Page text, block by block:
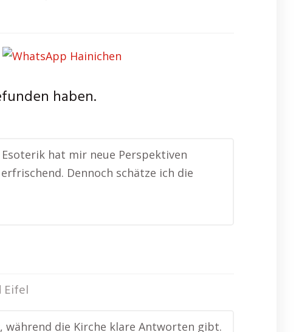
haben.
hat mir neue Perspektiven
Dennoch schätze ich die
Eifel
die Kirche klare Antworten gibt.